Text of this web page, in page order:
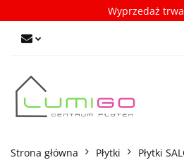
Wyprzedaż
Strona główna Płytki Płytki